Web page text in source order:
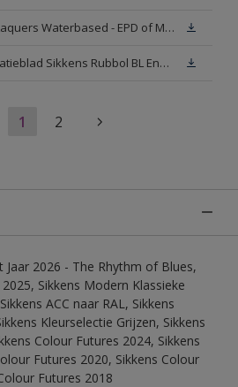
Sikkens Exterior Laquers Waterbased - EPD of Milieuproductverklaring
Veiligheidsinformatieblad Sikkens Rubbol BL Endurance High Gloss N00 (MSDS)
1 2
Jaar 2026 - The Rhythm of Blues,
Sikkens Modern Klassieke
ACC naar RAL, Sikkens
Kleurselectie Grijzen, Sikkens
Colour Futures 2024, Sikkens
Futures 2020, Sikkens Colour
Futures 2018